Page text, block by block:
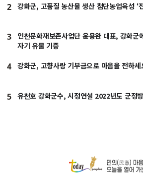
2 강화군, 고품질 농산물 생산 첨단농업육성 ‘
3
인천문화재보존사업단 윤용완 대표, 강화군
자기 유물 기증
4 강화군, 고향사랑 기부금으로 마음을 전하세
5 유천호 강화군수, 시정연설 2022년도 군정